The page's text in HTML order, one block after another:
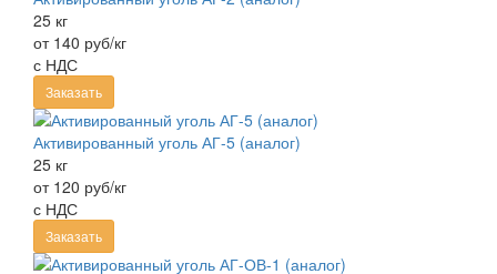
25 кг
от 140 руб/кг
с НДС
Заказать
Активированный уголь АГ-5 (аналог)
25 кг
от 120 руб/кг
с НДС
Заказать